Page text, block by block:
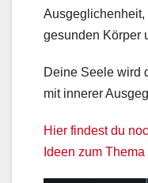
gesunden Körper
Deine Seele wird
mit innerer
Hier findest du
Ideen zum Thema